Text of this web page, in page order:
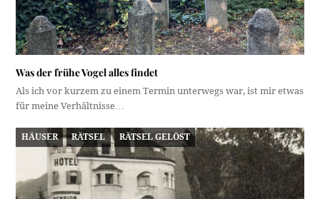
Was der frühe Vogel alles findet
Als ich vor kurzem zu einem Termin unterwegs war, ist mir etwas
für meine Verhältnisse…
HÄUSER RÄTSEL RÄTSEL GELÖST